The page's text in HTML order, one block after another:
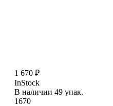
1 670 ₽
InStock
В наличии 49 упак.
1670